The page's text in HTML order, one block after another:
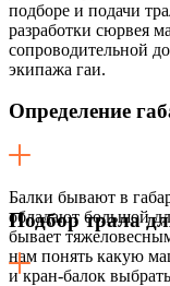
подборе и подачи
разработки сюрвея
сопроводительной
экипажа гаи.
Определение
Балки бывают в
обладают большой
бывает
нам понять какую
и кран-балок
Подбор трала